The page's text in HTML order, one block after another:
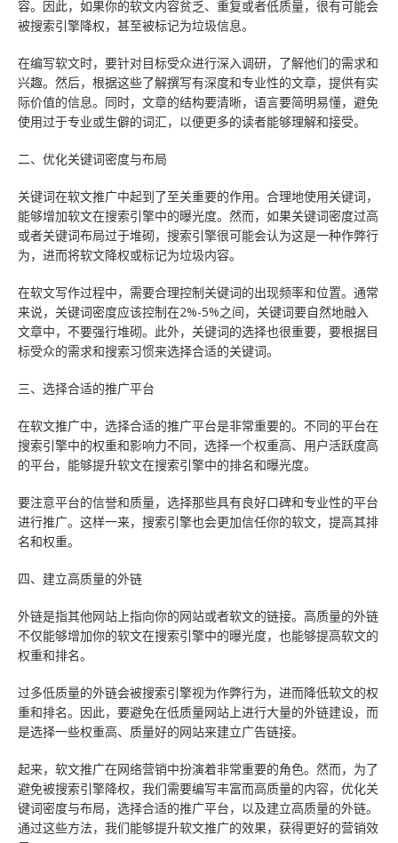
容。因此，如果你的软文内容贫乏、重复或者低质量，很有可能会
被搜索引擎降权，甚至被标记为垃圾信息。
在编写软文时，要针对目标受众进行深入调研，了解他们的需求和
兴趣。然后，根据这些了解撰写有深度和专业性的文章，提供有实
际价值的信息。同时，文章的结构要清晰，语言要简明易懂，避免
使用过于专业或生僻的词汇，以便更多的读者能够理解和接受。
二、优化关键词密度与布局
关键词在软文推广中起到了至关重要的作用。合理地使用关键词，
能够增加软文在搜索引擎中的曝光度。然而，如果关键词密度过高
或者关键词布局过于堆砌，搜索引擎很可能会认为这是一种作弊行
为，进而将软文降权或标记为垃圾内容。
在软文写作过程中，需要合理控制关键词的出现频率和位置。通常
来说，关键词密度应该控制在2%-5%之间，关键词要自然地融入
文章中，不要强行堆砌。此外，关键词的选择也很重要，要根据目
标受众的需求和搜索习惯来选择合适的关键词。
三、选择合适的推广平台
在软文推广中，选择合适的推广平台是非常重要的。不同的平台在
搜索引擎中的权重和影响力不同，选择一个权重高、用户活跃度高
的平台，能够提升软文在搜索引擎中的排名和曝光度。
要注意平台的信誉和质量，选择那些具有良好口碑和专业性的平台
进行推广。这样一来，搜索引擎也会更加信任你的软文，提高其排
名和权重。
四、建立高质量的外链
外链是指其他网站上指向你的网站或者软文的链接。高质量的外链
不仅能够增加你的软文在搜索引擎中的曝光度，也能够提高软文的
权重和排名。
过多低质量的外链会被搜索引擎视为作弊行为，进而降低软文的权
重和排名。因此，要避免在低质量网站上进行大量的外链建设，而
是选择一些权重高、质量好的网站来建立广告链接。
起来，软文推广在网络营销中扮演着非常重要的角色。然而，为了
避免被搜索引擎降权，我们需要编写丰富而高质量的内容，优化关
键词密度与布局，选择合适的推广平台，以及建立高质量的外链。
通过这些方法，我们能够提升软文推广的效果，获得更好的营销效